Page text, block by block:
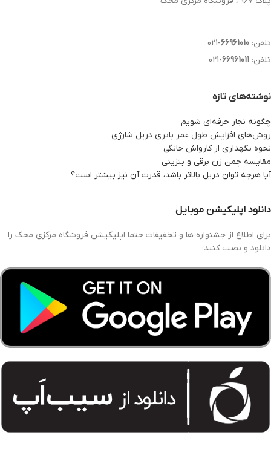
تلفن: 66961010
-021
تلفن: 66961011
-021
نوشته‌های تازه
چگونه نجار حرفه‌ای شویم
روش‌های افزایش طول عمر باتری دریل شارژی
نحوه نگهداری از کارواش خانگی
مقایسه چمن زن برقی و بنزینی
آیا هرچه توان دریل بالاتر باشد، قدرت آن نیز بیشتر است؟
دانلود اپلیکیشن موبایل
برای اطلاع از جشنواره ها و تخفیفات حتما اپلیکیشن فروشگاه مرکزی محک را
دانلود و نصب کنید: